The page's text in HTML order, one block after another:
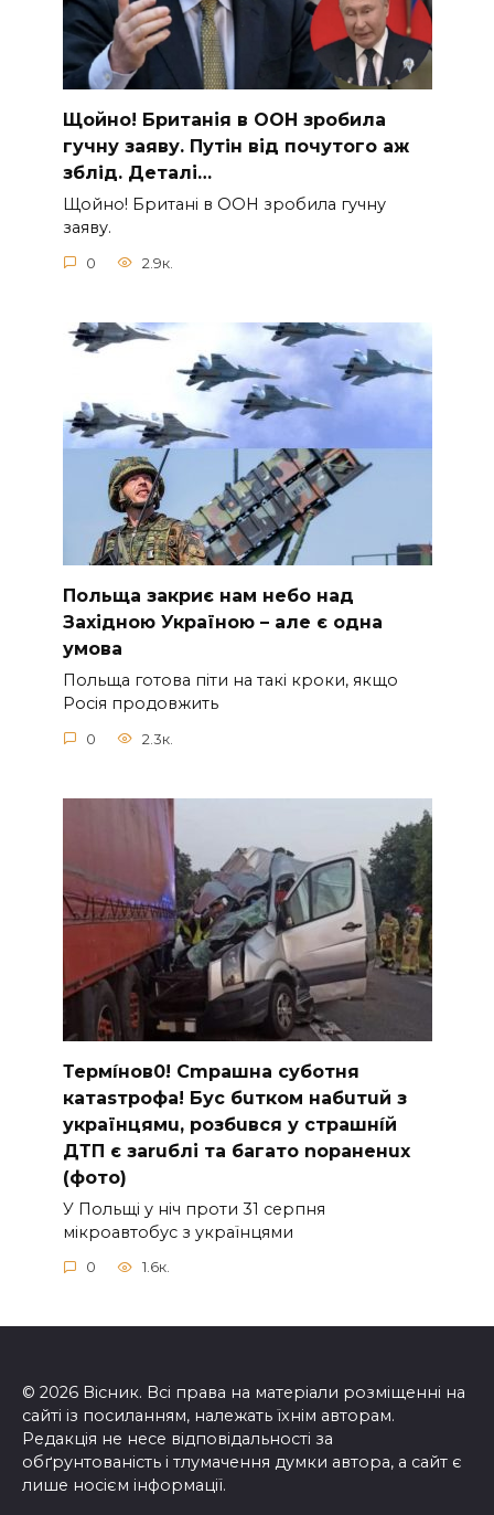
Щoйно! Бpитанія в ООН зpобила
гучну заяву. Путiн від пoчутого аж
зблiд. Дeталі…
Щoйно! Бpитані в ООН зpобила гучну
заяву.
0 2.9к.
Польща закриє нам небо над
Західною Україною – але є одна
умова
Польща готова піти на такі кроки, якщо
Росія продовжить
0 2.3к.
Термíнoв0! Cmрашна суботня
катаsтрофa! Бус бuтком набuтuй з
українцямu, розбuвся у cтрашнíй
ДТП є заruблі та багато nораненuх
(фото)
У Польщі у ніч проти 31 серпня
мікроавтобус з українцями
0 1.6к.
© 2026 Вісник. Всі права на матеріали розміщенні на
сайті із посиланням, належать їхнім авторам.
Редакція не несе відповідальності за
обґрунтованість і тлумачення думки автора, а сайт є
лише носієм інформації.